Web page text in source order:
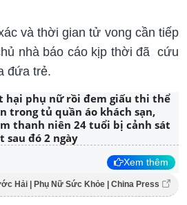
và thời gian tử vong cần tiếp
nhà báo cáo kịp thời đã cứu
đứa trẻ.
hại phụ nữ rồi đem giấu thi thể
trong tủ quần áo khách sạn,
thanh niên 24 tuổi bị cảnh sát
sau đó 2 ngày
Xem thêm
Hải | Phụ Nữ Sức Khỏe | China Press